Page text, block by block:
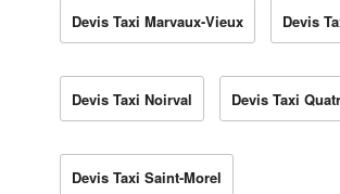
Devis Taxi Marvaux-Vieux Devis
Devis Taxi Noirval Devis Taxi
Devis Taxi Saint-Morel